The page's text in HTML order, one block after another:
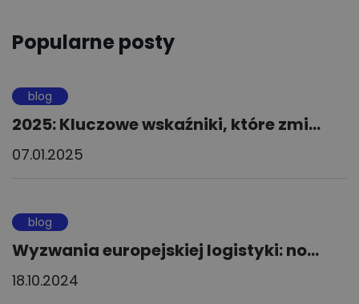
Popularne posty
blog
2025: Kluczowe wskaźniki, które zmi...
07.01.2025
blog
Wyzwania europejskiej logistyki: no...
18.10.2024